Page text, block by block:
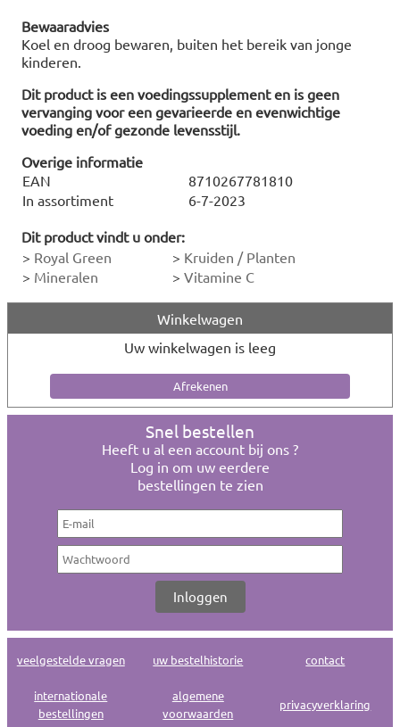
Bewaaradvies
Koel en droog bewaren, buiten het bereik van jonge
kinderen.
Dit product is een voedingssupplement en is geen
vervanging voor een gevarieerde en evenwichtige
voeding en/of gezonde levensstijl.
Overige informatie
EAN
8710267781810
In assortiment
6-7-2023
Dit product vindt u onder:
> Royal Green > Kruiden / Planten
> Mineralen > Vitamine C
Winkelwagen
Uw winkelwagen is leeg
Snel bestellen
Heeft u al een account bij ons ?
Log in om uw eerdere
bestellingen te zien
veelgestelde vragen uw bestelhistorie contact
internationale
bestellingen
algemene
voorwaarden
privacyverklaring